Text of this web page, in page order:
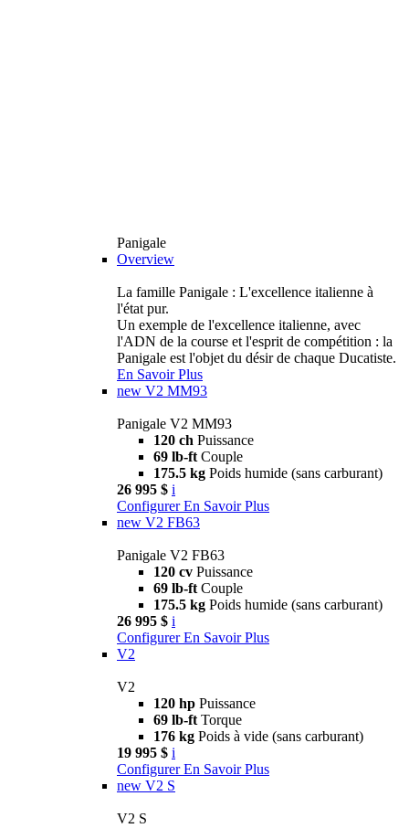
Panigale
Overview
La famille Panigale : L'excellence italienne à
l'état pur.
Un exemple de l'excellence italienne, avec
l'ADN de la course et l'esprit de compétition : la
Panigale est l'objet du désir de chaque Ducatiste.
En Savoir Plus
new V2 MM93
Panigale V2 MM93
120 ch Puissance
69 lb-ft Couple
175.5 kg Poids humide (sans carburant)
26 995 $ i
Configurer En Savoir Plus
new V2 FB63
Panigale V2 FB63
120 cv Puissance
69 lb-ft Couple
175.5 kg Poids humide (sans carburant)
26 995 $ i
Configurer En Savoir Plus
V2
V2
120 hp Puissance
69 lb-ft Torque
176 kg Poids à vide (sans carburant)
19 995 $ i
Configurer En Savoir Plus
new V2 S
V2 S